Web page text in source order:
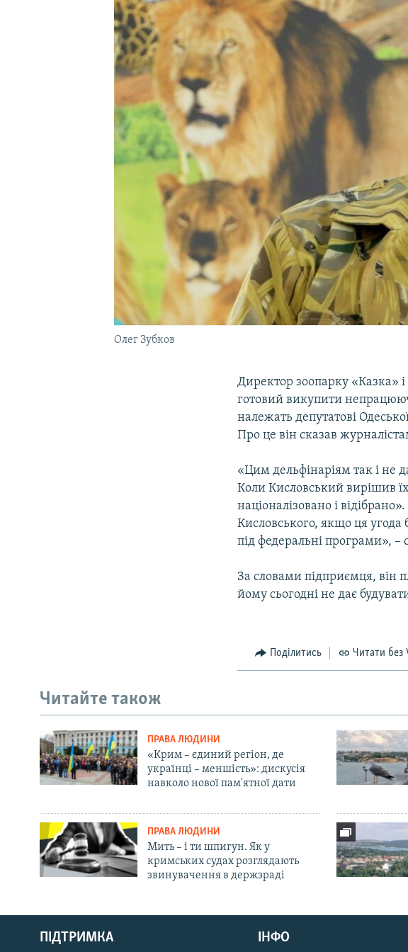
УКРАЇНСЬКА ПРОБЛЕМА КРИМУ
Русский
Qırımtatar
Олег Зубков
Директор зоопарку «Казка»
готовий викупити
належать депутатові
Про це він сказав
«Цим дельфінаріям так і не
Коли Кисловський вирішив
націоналізовано і
Кисловського, якщо ця угода
під федеральні програми», –
За словами підприємця, він
йому сьогодні не дає
Поділитись Читати без
Читайте також
ПРАВА ЛЮДИНИ
«Крим – єдиний регіон, де
українці – меншість»: дискусія
навколо нової пам'ятної дати
ПРАВА ЛЮДИНИ
Мить – і ти шпигун. Як у
кримських судах розглядають
звинувачення в держзраді
ПІДТРИМКА ІНФО